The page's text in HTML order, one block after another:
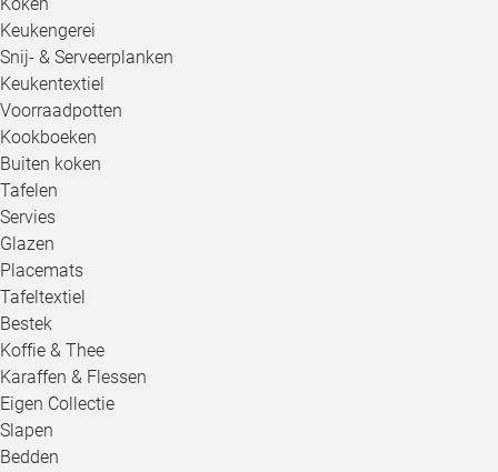
Keukengerei
Snij- & Serveerplanken
Keukentextiel
Voorraadpotten
Kookboeken
Buiten koken
Tafelen
Servies
Glazen
Placemats
Tafeltextiel
Bestek
Koffie & Thee
Karaffen & Flessen
Eigen Collectie
Slapen
Bedden